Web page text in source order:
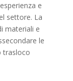
e
settore. La
materiali e
le
trasloco